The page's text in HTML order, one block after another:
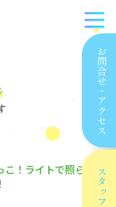
お問合せ
・
アクセス
スタッフ
こ！ライトで照ら